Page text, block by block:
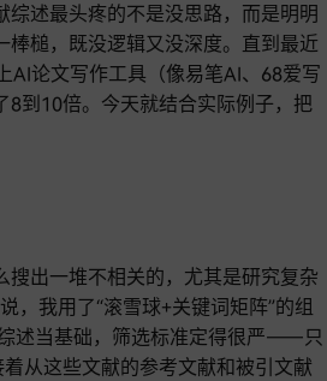
述最头疼的不是没思路，而是明明
槌，既没逻辑又没深度。直到最近
AI论文写作工具（像易笔AI、68爱写
8到10倍。今天就结合实际例子，把
出一堆不相关的，尤其是研究复杂
，我用了“滚雪球+关键词矩阵”的组
述当基础，筛选标准定得很严——只
从这些文献的参考文献和被引文献